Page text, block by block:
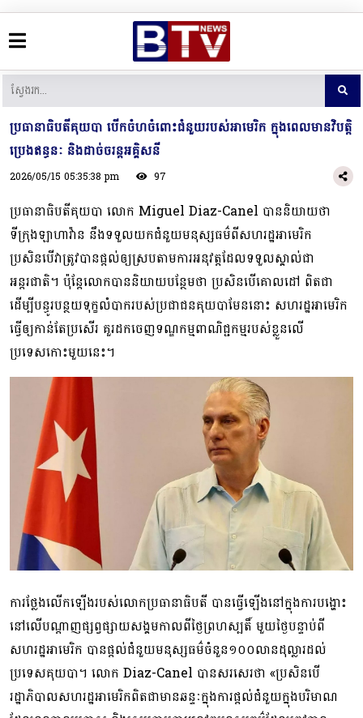
ប្រធានាធិបតីគុយបា បើកចំហចំពោះជំនួយរបស់អាមេរិក ក្នុងពេលមានវិបត្តិ
ប្រេងឥន្ធនៈ និងដាច់ចរន្តអគ្គិសនី
2026/05/15 05:35:38 pm 97
ប្រធានាធិបតីគុយបា លោក Miguel Diaz-Canel បាននិយាយថា
ទីក្រុងឡាហាវ៉ាន នឹងទទួលយកជំនួយមនុស្សធម៌ពីសហរដ្ឋអាមេរិក
ប្រសិនបើវាត្រូវបានផ្តល់ឲ្យស្របតាមការអនុវត្តដែលទទួលស្គាល់ជា
អន្តរជាតិ។ ប៉ុន្តែលោកបាននិយាយបន្ថែមថា ប្រសិនបើគោលដៅ ពិតជា
ដើម្បីបន្ធូរបន្ថយទុក្ខលំបាករបស់ប្រជាជនគុយបាមែននោះ សហរដ្ឋអាមេរិក
ធ្វើឲ្យកាន់តែប្រសើរ គួរដកចេញទណ្ឌកម្មពាណិជ្ជកម្មរបស់ខ្លួនលើ
ប្រទេសកោះមួយនេះ។
ការថ្លែងលើកឡើងរបស់លោកប្រធានាធិបតី បានធ្វើឡើងនៅក្នុងការបង្ហោះ
នៅលើបណ្តាញផ្សព្វផ្សាយសង្គមកាលពីថ្ងៃព្រហស្បតិ៍ មួយថ្ងៃបន្ទាប់ពី
សហរដ្ឋអាមេរិក បានផ្តល់ជំនួយមនុស្សធម៌ចំនួន១០០លានដុល្លារដល់
ប្រទេសគុយបា។ លោក Diaz-Canel បានសរសេរថា «ប្រសិនបើ
រដ្ឋាភិបាលសហរដ្ឋអាមេរិកពិតជាមានឆន្ទៈក្នុងការផ្តល់ជំនួយក្នុងបរិមាណ